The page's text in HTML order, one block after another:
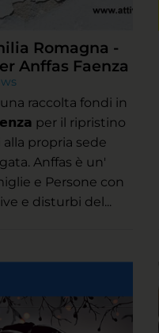
Romagna -
Anffas Faenza
raccolta fondi in
per il ripristino
propria sede
Anffas è un'
e Persone con
e disturbi del...